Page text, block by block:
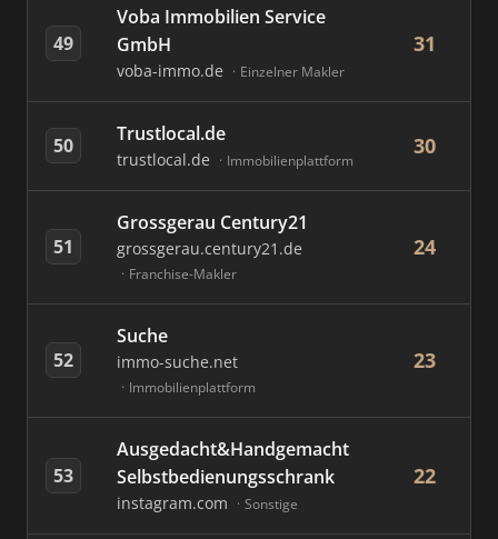
49
Voba Immobilien Service
GmbH
voba-immo.de Einzelner Makler
31
50 Trustlocal.de
trustlocal.de Immobilienplattform
30
51
Grossgerau Century21
grossgerau.century21.de
Franchise-Makler
24
52
Suche
immo-suche.net
Immobilienplattform
23
53
Ausgedacht&Handgemacht
Selbstbedienungsschrank
instagram.com Sonstige
22